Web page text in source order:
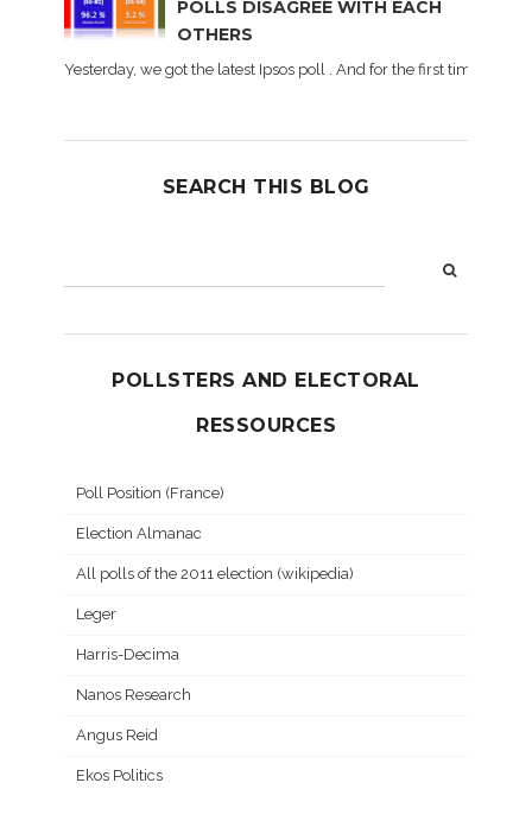
POLLS DISAGREE WITH EACH
OTHERS
Yesterday, we got the latest Ipsos poll . And for the first time
SEARCH THIS BLOG
POLLSTERS AND ELECTORAL
RESSOURCES
Poll Position (France)
Election Almanac
All polls of the 2011 election (wikipedia)
Leger
Harris-Decima
Nanos Research
Angus Reid
Ekos Politics